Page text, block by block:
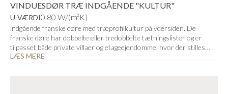
VINDUESDØR TRÆ INDGÅENDE "KULTUR"
U-VÆRDI0.80 W/(m²K)
indgående franske døre med træprofilkultur på ydersiden. De
franske døre har dobbelte eller tredobbelte tætningslister og er
tilpasset både private villaer og etageejendomme, hvor der stilles
ekstra høje krav til klimakappen.
LÆS MERE